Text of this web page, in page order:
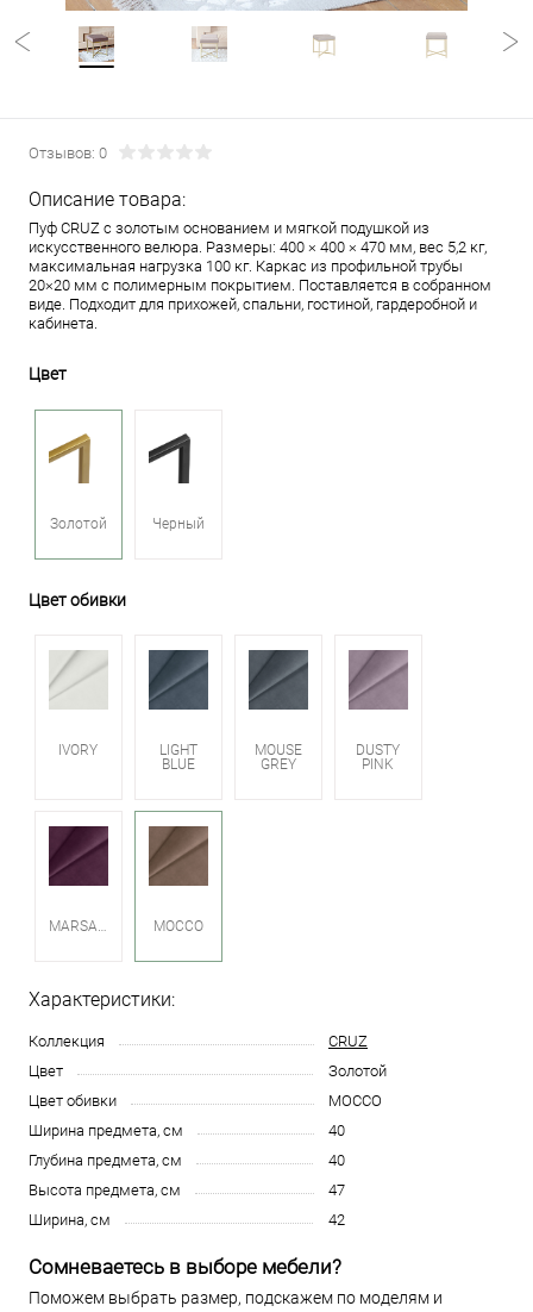
Отзывов: 0
Описание товара:
Пуф CRUZ с золотым основанием и мягкой подушкой из
искусственного велюра. Размеры: 400 × 400 × 470 мм, вес 5,2 кг,
максимальная нагрузка 100 кг. Каркас из профильной трубы
20×20 мм с полимерным покрытием. Поставляется в собранном
виде. Подходит для прихожей, спальни, гостиной, гардеробной и
кабинета.
Цвет
Золотой Черный
Цвет обивки
IVORY
LIGHT
BLUE
MOUSE
GREY
DUSTY
PINK
MOCCO
Характеристики:
Коллекция
CRUZ
Цвет
Золотой
Цвет обивки
MOCCO
Ширина предмета, см
40
Глубина предмета, см
40
Высота предмета, см
47
Ширина, см
42
Сомневаетесь в выборе мебели?
Поможем выбрать размер, подскажем по моделям и